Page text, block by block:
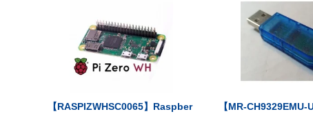
【RASPIZWHSC0065】Raspber
【MR-CH9329EMU-